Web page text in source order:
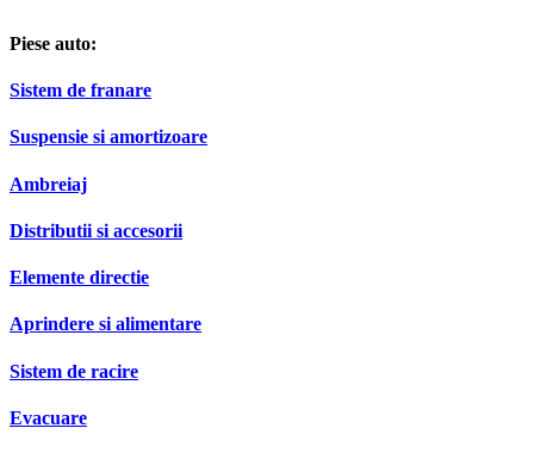
Piese auto:
Sistem de franare
Suspensie si amortizoare
Ambreiaj
Distributii si accesorii
Elemente directie
Aprindere si alimentare
Sistem de racire
Evacuare